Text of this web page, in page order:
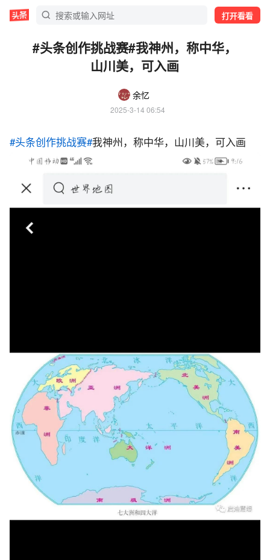
打开看看
#头条创作挑战赛#我神州，称中华，
山川美，可入画
余忆
2025-3-14 06:54
#头条创作挑战赛#我神州，称中华，山川美，可入画